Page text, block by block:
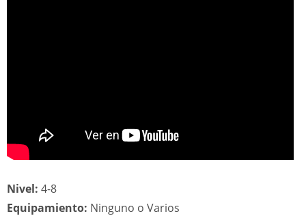
Nivel: 4-8
Equipamiento: Ninguno o Varios